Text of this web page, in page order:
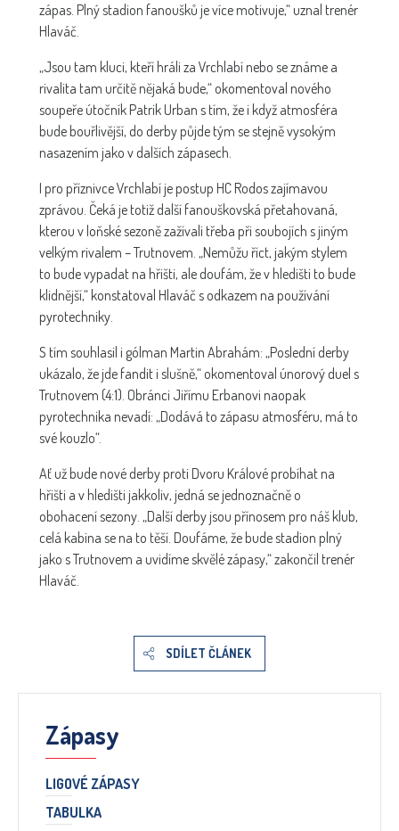
zápas. Plný stadion fanoušků je více motivuje,“ uznal trenér
Hlaváč.
„Jsou tam kluci, kteří hráli za Vrchlabí nebo se známe a
rivalita tam určitě nějaká bude,“ okomentoval nového
soupeře útočník Patrik Urban s tím, že i když atmosféra
bude bouřlivější, do derby půjde tým se stejně vysokým
nasazením jako v dalších zápasech.
I pro příznivce Vrchlabí je postup HC Rodos zajímavou
zprávou. Čeká je totiž další fanouškovská přetahovaná,
kterou v loňské sezoně zažívali třeba při soubojích s jiným
velkým rivalem – Trutnovem. „Nemůžu říct, jakým stylem
to bude vypadat na hřišti, ale doufám, že v hledišti to bude
klidnější,“ konstatoval Hlaváč s odkazem na používání
pyrotechniky.
S tím souhlasil i gólman Martin Abrahám: „Poslední derby
ukázalo, že jde fandit i slušně,“ okomentoval únorový duel s
Trutnovem (4:1). Obránci Jiřímu Erbanovi naopak
pyrotechnika nevadí: „Dodává to zápasu atmosféru, má to
své kouzlo“.
Ať už bude nové derby proti Dvoru Králové probíhat na
hřišti a v hledišti jakkoliv, jedná se jednoznačně o
obohacení sezony. „Další derby jsou přínosem pro náš klub,
celá kabina se na to těší. Doufáme, že bude stadion plný
jako s Trutnovem a uvidíme skvělé zápasy,“ zakončil trenér
Hlaváč.
SDÍLET ČLÁNEK
Zápasy
LIGOVÉ ZÁPASY
TABULKA